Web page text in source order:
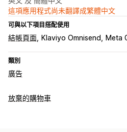
這項應用程式尚未翻譯成繁體中文
可與以下項目搭配使用
結帳頁面 Klaviyo Omnisend Meta
類別
廣告
目標設定
放棄的購物車